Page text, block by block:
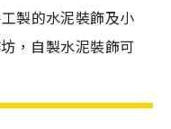
製的水泥裝飾及小
，自製水泥裝飾可